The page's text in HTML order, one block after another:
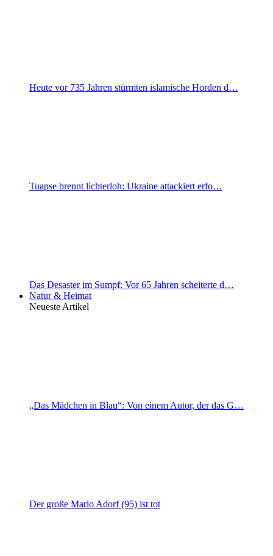
Heute vor 735 Jahren stürmten islamische Horden d…
Tuapse brennt lichterloh: Ukraine attackiert erfo…
Das Desaster im Sumpf: Vor 65 Jahren scheiterte d…
Natur & Heimat
Neueste Artikel
„Das Mädchen in Blau“: Von einem Autor, der das G…
Der große Mario Adorf (95) ist tot